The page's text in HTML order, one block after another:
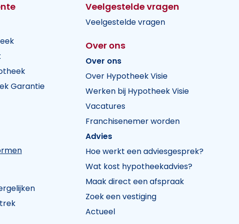
Garantie
Veelgestelde vragen
Veelgestelde vragen
Over ons
Over ons
Over Hypotheek Visie
Werken bij Hypotheek Visie
Vacatures
Franchisenemer worden
Advies
Hoe werkt een adviesgesprek?
Wat kost hypotheekadvies?
Maak direct een afspraak
Zoek een vestiging
Actueel